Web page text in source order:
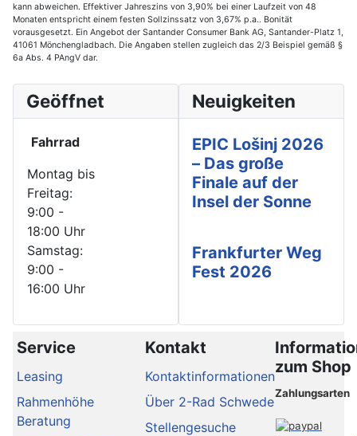
kann abweichen. Effektiver Jahreszins von 3,90% bei einer Laufzeit von 48
Monaten entspricht einem festen Sollzinssatz von 3,67% p.a.. Bonität
vorausgesetzt. Ein Angebot der Santander Consumer Bank AG, Santander-Platz 1,
41061 Mönchengladbach. Die Angaben stellen zugleich das 2/3 Beispiel gemäß §
6a Abs. 4 PAngV dar.
Geöffnet
Fahrrad
Montag bis
Freitag:
9:00 -
18:00 Uhr
Samstag:
9:00 -
16:00 Uhr
Neuigkeiten
EPIC Lošinj 2026
– Das große
Finale auf der
Insel der Sonne
Frankfurter Weg
Fest 2026
Service
Leasing
Rahmenhöhe
Beratung
Kontakt
Kontaktinformationen
Über 2-Rad Schwede
Stellengesuche
zum Shop
Zahlungsarten